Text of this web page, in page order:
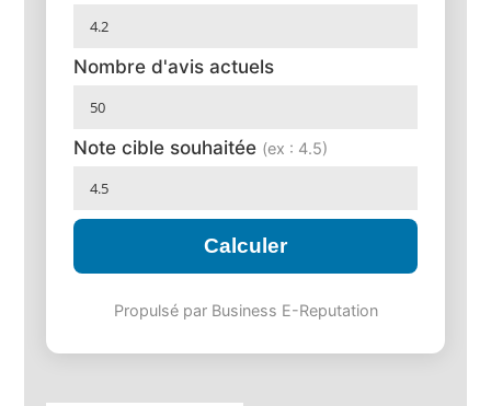
Nombre d'avis actuels
Note cible souhaitée (ex : 4.5)
Calculer
Propulsé par Business E-Reputation